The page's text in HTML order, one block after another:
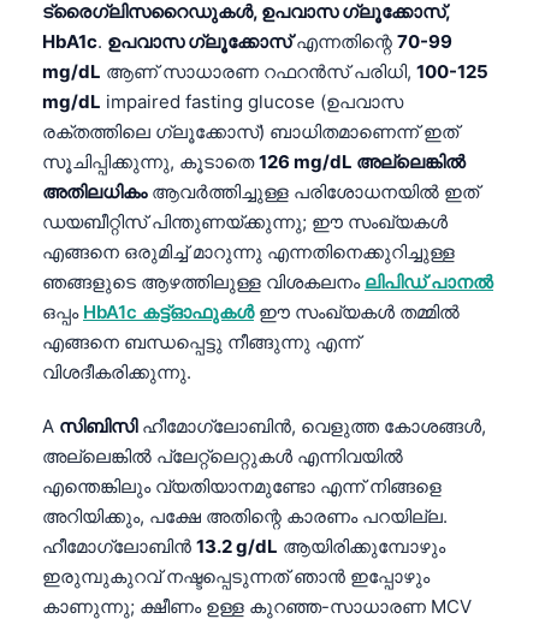
ട്രൈഗ്ലിസറൈഡുകൾ, ഉപവാസ ഗ്ലൂക്കോസ്,
HbA1c. ഉപവാസ ഗ്ലൂക്കോസ്എന്നതിന്റെ 70-99
mg/dL ആണ് സാധാരണ റഫറൻസ് പരിധി, 100-125
mg/dL impaired fasting glucose (ഉപവാസ
രക്തത്തിലെ ഗ്ലൂക്കോസ്) ബാധിതമാണെന്ന് ഇത്
സൂചിപ്പിക്കുന്നു, കൂടാതെ126 mg/dL അല്ലെങ്കിൽ
അതിലധികംആവർത്തിച്ചുള്ള പരിശോധനയിൽ ഇത്
ഡയബീറ്റിസ് പിന്തുണയ്ക്കുന്നു; ഈ സംഖ്യകൾ
എങ്ങനെ ഒരുമിച്ച് മാറുന്നു എന്നതിനെക്കുറിച്ചുള്ള
ഞങ്ങളുടെ ആഴത്തിലുള്ള വിശകലനം ലിപിഡ് പാനൽ
ഒപ്പം HbA1c കട്ട്‌ഓഫുകൾഈ സംഖ്യകൾ തമ്മിൽ
എങ്ങനെ ബന്ധപ്പെട്ടു നീങ്ങുന്നു എന്ന്
വിശദീകരിക്കുന്നു.
A സിബിസിഹീമോഗ്ലോബിൻ, വെളുത്ത കോശങ്ങൾ,
അല്ലെങ്കിൽ പ്ലേറ്റ്ലെറ്റുകൾ എന്നിവയിൽ
എന്തെങ്കിലും വ്യതിയാനമുണ്ടോ എന്ന് നിങ്ങളെ
അറിയിക്കും, പക്ഷേ അതിന്റെ കാരണം പറയില്ല.
ഹീമോഗ്ലോബിൻ 13.2 g/dL ആയിരിക്കുമ്പോഴും
ഇരുമ്പുകുറവ് നഷ്ടപ്പെടുന്നത് ഞാൻ ഇപ്പോഴും
കാണുന്നു; ക്ഷീണം ഉള്ള കുറഞ്ഞ-സാധാരണ MCV